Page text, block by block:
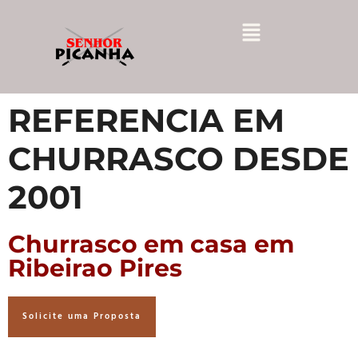
REFERENCIA EM
CHURRASCO DESDE
2001
Churrasco em casa em
Ribeirao Pires
Solicite uma Proposta